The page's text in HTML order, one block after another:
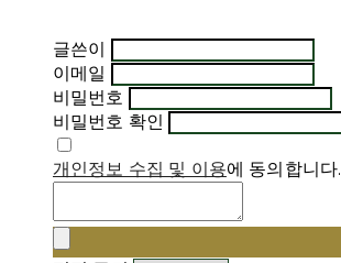
글쓴이
이메일
비밀번호
비밀번호 확인
개인정보 수집 및 이용에 동의합니다.